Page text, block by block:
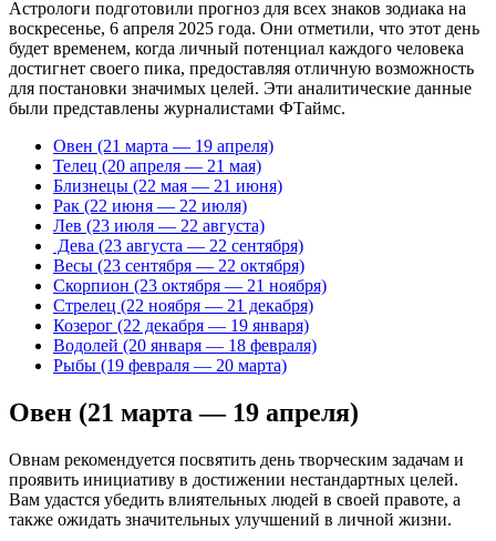
Астрологи подготовили прогноз для всех знаков зодиака на
воскресенье, 6 апреля 2025 года. Они отметили, что этот день
будет временем, когда личный потенциал каждого человека
достигнет своего пика, предоставляя отличную возможность
для постановки значимых целей. Эти аналитические данные
были представлены журналистами ФТаймс.
Овен (21 марта — 19 апреля)
Телец (20 апреля — 21 мая)
Близнецы (22 мая — 21 июня)
Рак (22 июня — 22 июля)
Лев (23 июля — 22 августа)
Дева (23 августа — 22 сентября)
Весы (23 сентября — 22 октября)
Скорпион (23 октября — 21 ноября)
Стрелец (22 ноября — 21 декабря)
Козерог (22 декабря — 19 января)
Водолей (20 января — 18 февраля)
Рыбы (19 февраля — 20 марта)
Овен (21 марта — 19 апреля)
Овнам рекомендуется посвятить день творческим задачам и
проявить инициативу в достижении нестандартных целей.
Вам удастся убедить влиятельных людей в своей правоте, а
также ожидать значительных улучшений в личной жизни.